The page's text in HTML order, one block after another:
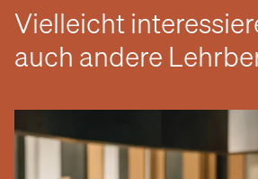
Vielleicht
auch andere